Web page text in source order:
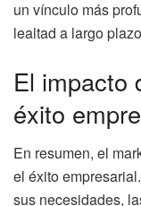
un vínculo más
lealtad a largo
El impacto
éxito
En resumen, el
el éxito
sus necesidades,